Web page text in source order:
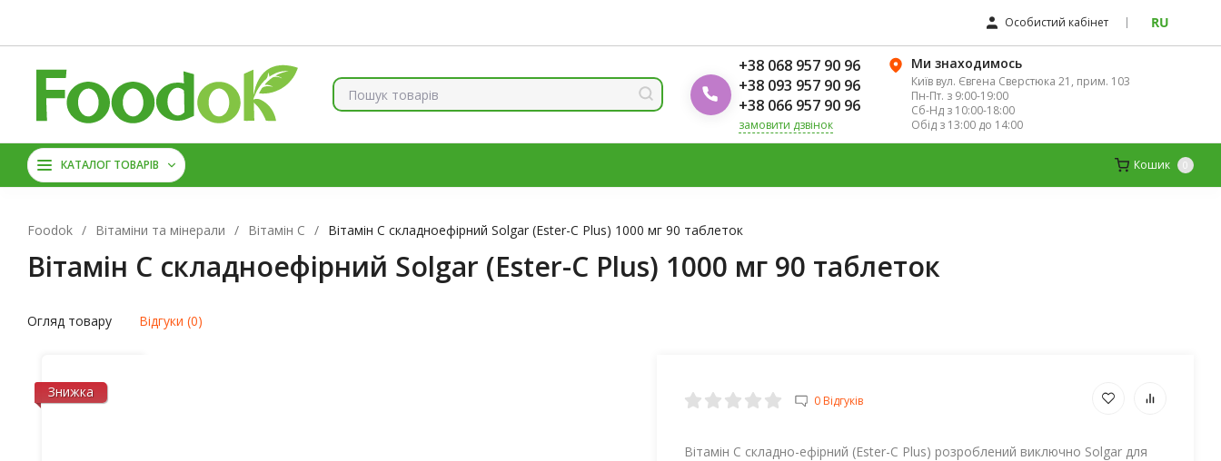
Особистий кабінет RU
+38 068 957 90 96
+38 093 957 90 96
+38 066 957 90 96
замовити дзвінок
Ми знаходимось
Київ вул. Євгена Сверстюка 21, прим. 103
Пн-Пт. з 9:00-19:00
Сб-Нд з 10:00-18:00
Обід з 13:00 до 14:00
КАТАЛОГ ТОВАРІВ
АМІНОКИСЛОТИ
ЦИНК
Кошик 0
Foodok / Вітаміни та мінерали / Вітамін С / Вітамін C складноефірний Solgar (Ester-C Plus) 1000 мг 90 таблеток
Вітамін C складноефірний Solgar (Ester-C Plus) 1000 мг 90 таблеток
Огляд товару Відгуки (0)
Знижка 0 Відгуків
Вітамін С складно-ефірний (Ester-C Plus) розроблений виключно Solgar для